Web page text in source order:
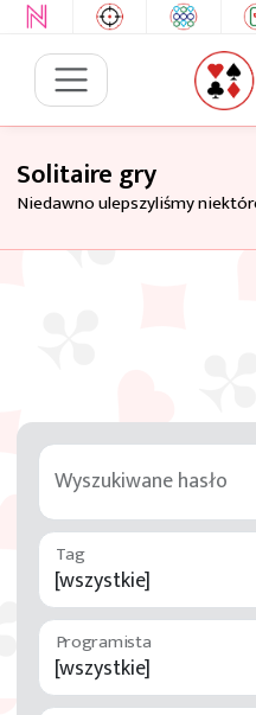
Solitaire gry
Niedawno ulepszyliśmy
Wyszukiwane hasło
Tag
Programista
Orientacja